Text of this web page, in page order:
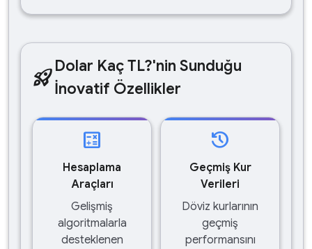
rocket_launchDolar Kaç TL?'nin Sunduğu
İnovatif Özellikler
calculate
Hesaplama
Araçları
Gelişmiş
algoritmalarla
desteklenen
history
Geçmiş Kur
Verileri
Döviz kurlarının
geçmiş
performansını